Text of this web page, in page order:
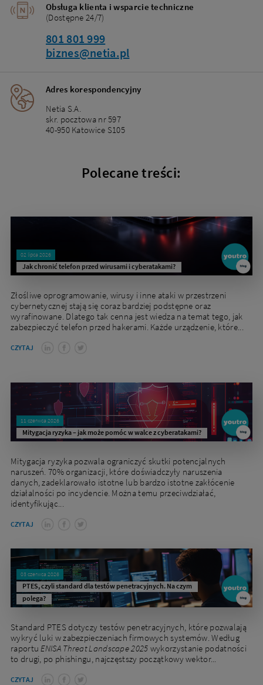
Obsługa klienta i wsparcie techniczne
(Dostępne 24/7)
801 801 999
biznes@netia.pl
Adres korespondencyjny
Netia S.A.
skr. pocztowa nr 597
40-950 Katowice S105
Polecane treści:
02 lipca 2026
Jak chronić telefon przed wirusami i cyberatakami?
Złośliwe oprogramowanie, wirusy i inne ataki w przestrzeni
cybernetycznej stają się coraz bardziej podstępne oraz
wyrafinowane. Dlatego tak cenna jest wiedza na temat tego, jak
zabezpieczyć telefon przed hakerami. Każde urządzenie, które...
CZYTAJ
11 czerwca 2026
Mitygacja ryzyka – jak może pomóc w walce z cyberatakami?
Mitygacja ryzyka pozwala ograniczyć skutki potencjalnych
naruszeń. 70% organizacji, które doświadczyły naruszenia
danych, zadeklarowało istotne lub bardzo istotne zakłócenie
działalności po incydencie. Można temu przeciwdziałać,
identyfikując...
CZYTAJ
03 czerwca 2026
PTES, czyli standard dla testów penetracyjnych. Na czym
polega?
Standard PTES dotyczy testów penetracyjnych, które pozwalają
wykryć luki w zabezpieczeniach firmowych systemów. Według
raportu ENISA Threat Landscape 2025 wykorzystanie podatności
to drugi, po phishingu, najczęstszy początkowy wektor...
CZYTAJ